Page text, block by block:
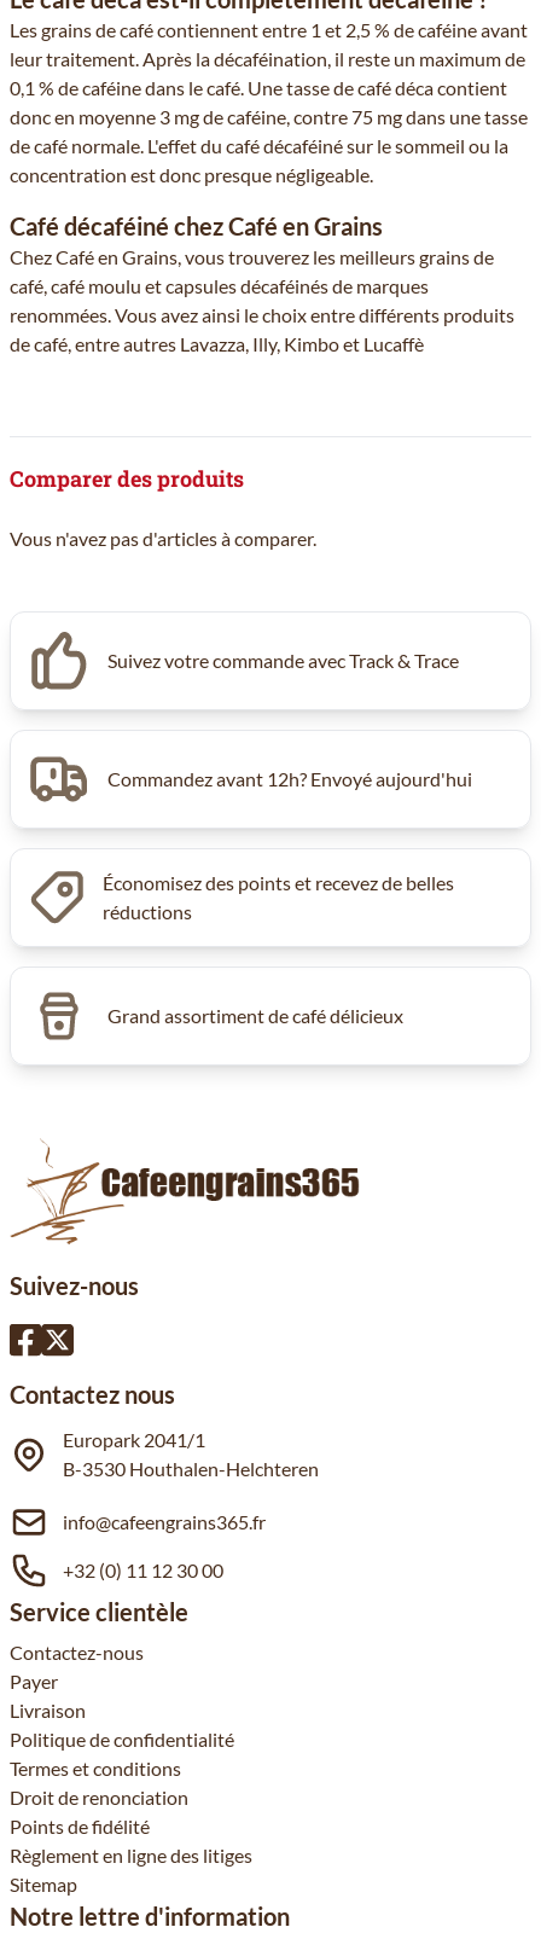
Les grains de café contiennent entre 1 et 2,5 % de caféine avant
leur traitement. Après la décaféination, il reste un maximum de
0,1 % de caféine dans le café. Une tasse de café déca contient
donc en moyenne 3 mg de caféine, contre 75 mg dans une tasse
de café normale. L'effet du café décaféiné sur le sommeil ou la
concentration est donc presque négligeable.
Café décaféiné chez Café en Grains
Chez Café en Grains, vous trouverez les meilleurs grains de
café, café moulu et capsules décaféinés de marques
renommées. Vous avez ainsi le choix entre différents produits
de café, entre autres Lavazza, Illy, Kimbo et Lucaffè
Comparer des produits
Vous n'avez pas d'articles à comparer.
Suivez votre commande avec Track & Trace
Commandez avant 12h? Envoyé aujourd'hui
Économisez des points et recevez de belles
réductions
Grand assortiment de café délicieux
Suivez-nous
Contactez nous
Europark 2041/1
B-3530 Houthalen-Helchteren
info@cafeengrains365.fr
+32 (0) 11 12 30 00
Service clientèle
Contactez-nous
Payer
Livraison
Politique de confidentialité
Termes et conditions
Droit de renonciation
Points de fidélité
Règlement en ligne des litiges
Sitemap
Notre lettre d'information